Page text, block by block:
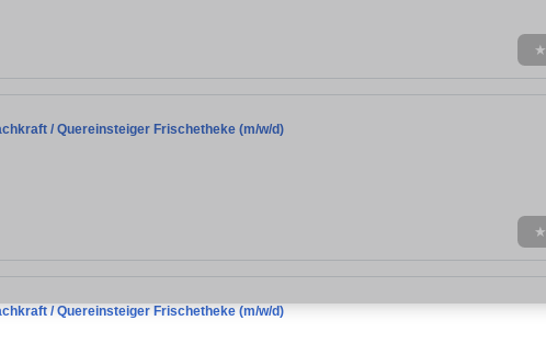
★
/ Quereinsteiger Frischetheke (m/w/d)
★
/ Quereinsteiger Frischetheke (m/w/d)